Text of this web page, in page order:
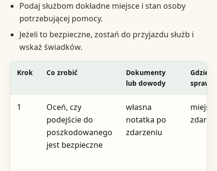
Podaj służbom dokładne miejsce i stan osoby
potrzebującej pomocy.
Jeżeli to bezpieczne, zostań do przyjazdu służb i
wskaż świadków.
Krok Co zrobić
Dokumenty
lub dowody
Gdzie
1
Oceń, czy
podejście do
poszkodowanego
jest bezpieczne
własna
notatka po
zdarzeniu